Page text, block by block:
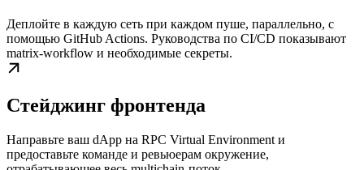
Деплойте в каждую сеть при каждом пуше, параллельно, с
помощью GitHub Actions. Руководства по CI/CD показывают
matrix-workflow и необходимые секреты.
Стейджинг фронтенда
Направьте ваш dApp на RPC Virtual Environment и
предоставьте команде и ревьюерам окружение,